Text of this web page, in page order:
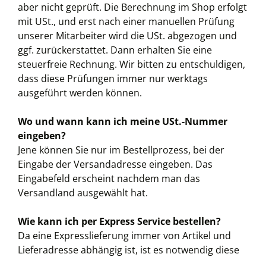
aber nicht geprüft. Die Berechnung im Shop erfolgt
mit USt., und erst nach einer manuellen Prüfung
unserer Mitarbeiter wird die USt. abgezogen und
ggf. zurückerstattet. Dann erhalten Sie eine
steuerfreie Rechnung. Wir bitten zu entschuldigen,
dass diese Prüfungen immer nur werktags
ausgeführt werden können.
Wo und wann kann ich meine USt.-Nummer
eingeben?
Jene können Sie nur im Bestellprozess, bei der
Eingabe der Versandadresse eingeben. Das
Eingabefeld erscheint nachdem man das
Versandland ausgewählt hat.
Wie kann ich per Express Service bestellen?
Da eine Expresslieferung immer von Artikel und
Lieferadresse abhängig ist, ist es notwendig diese